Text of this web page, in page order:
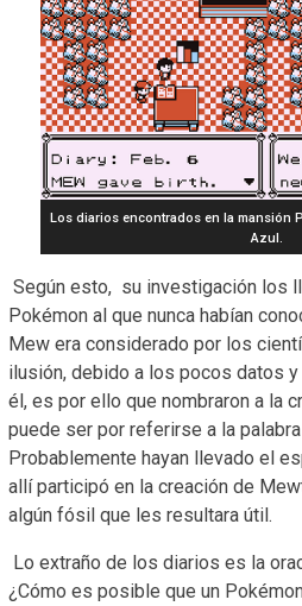
Los diarios encontrados en la mansión
Azul.
Según esto, su investigación los
Pokémon al que nunca habían
Mew era considerado por los
ilusión, debido a los pocos datos
él, es por ello que nombraron a la
puede ser por referirse a la
Probablemente hayan llevado el
allí participó en la creación de
algún fósil que les resultara útil.
Lo extraño de los diarios es la
¿Cómo es posible que un